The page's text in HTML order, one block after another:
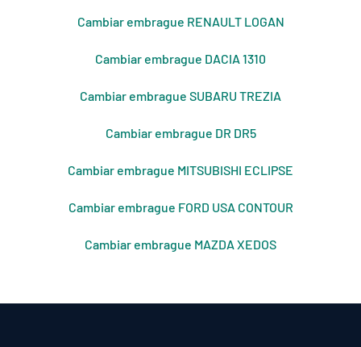
Cambiar embrague RENAULT LOGAN
Cambiar embrague DACIA 1310
Cambiar embrague SUBARU TREZIA
Cambiar embrague DR DR5
Cambiar embrague MITSUBISHI ECLIPSE
Cambiar embrague FORD USA CONTOUR
Cambiar embrague MAZDA XEDOS